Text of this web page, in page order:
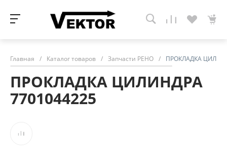
Главная / Каталог товаров / Запчасти РЕНО / ПРОКЛАДКА
ПРОКЛАДКА ЦИЛИНДРА
7701044225